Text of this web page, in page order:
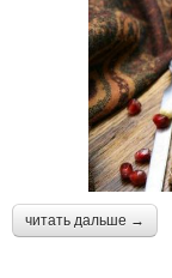
читать дальше →